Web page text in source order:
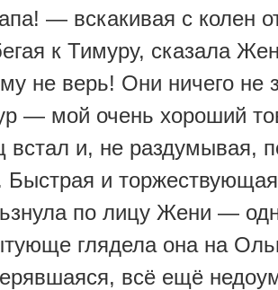
— вскакивая с колен
к Тимуру, сказала
не верь! Они ничего не
— мой очень хороший
встал и, не раздумывая,
Быстрая и
по лицу Жени —
глядела она на
всё ещё